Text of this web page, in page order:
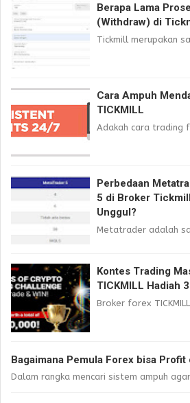
Berapa Lama
(Withdraw) di
Tickmill merupakan
Cara Ampuh
TICKMILL
Adakah cara trading
Perbedaan
5 di Broker
Unggul?
Metatrader adalah
Kontes Trading
TICKMILL Hadiah
Broker forex
Bagaimana Pemula Forex bisa
Dalam rangka mencari sistem ampuh